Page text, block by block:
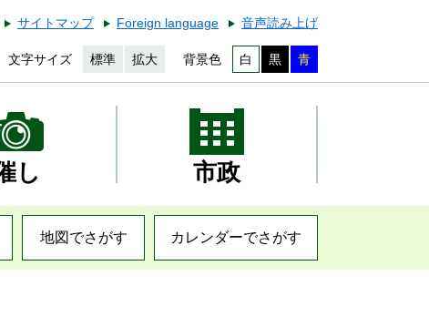
サイトマップ Foreign language 音声読み上げ
文字サイズ 標準 拡大 背景色 白 黒 青
し 市政
地図でさがす カレンダーでさがす